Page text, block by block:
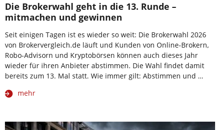
Die Brokerwahl geht in die 13. Runde –
mitmachen und gewinnen
Seit einigen Tagen ist es wieder so weit: Die Brokerwahl 2026
von Brokervergleich.de läuft und Kunden von Online-Brokern,
Robo-Advisorn und Kryptobörsen können auch dieses Jahr
wieder für ihren Anbieter abstimmen. Die Wahl findet damit
bereits zum 13. Mal statt. Wie immer gilt: Abstimmen und …
mehr